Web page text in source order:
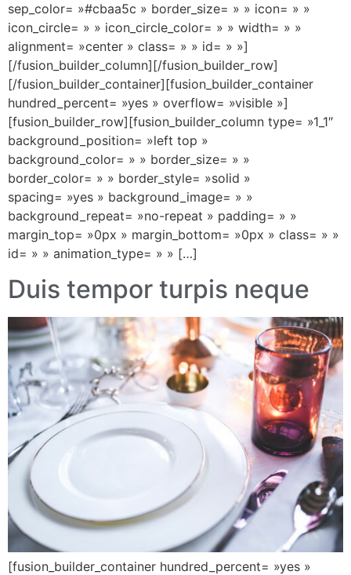
sep_color= »#cbaa5c » border_size= » » icon= » »
icon_circle= » » icon_circle_color= » » width= » »
alignment= »center » class= » » id= » »]
[/fusion_builder_column][/fusion_builder_row]
[/fusion_builder_container][fusion_builder_container
hundred_percent= »yes » overflow= »visible »]
[fusion_builder_row][fusion_builder_column type= »1_1″
background_position= »left top »
background_color= » » border_size= » »
border_color= » » border_style= »solid »
spacing= »yes » background_image= » »
background_repeat= »no-repeat » padding= » »
margin_top= »0px » margin_bottom= »0px » class= » »
id= » » animation_type= » » […]
Duis tempor turpis neque
[fusion_builder_container hundred_percent= »yes »